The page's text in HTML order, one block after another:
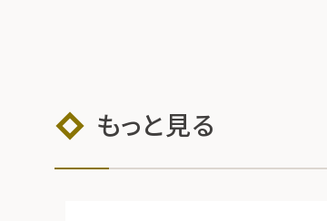
もっと見る